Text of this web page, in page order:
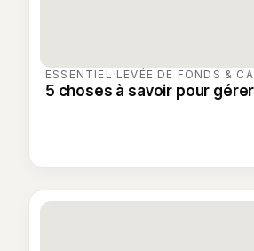
ESSENTIEL · LEVÉE DE FONDS &
5 choses à savoir pour